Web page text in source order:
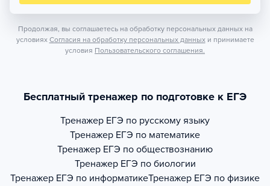
Продолжая, вы соглашаетесь на обработку персональных данных на
условиях Согласия на обработку персональных данных и принимаете
условия Пользовательского соглашения.
Бесплатный тренажер по подготовке к ЕГЭ
Тренажер ЕГЭ по русскому языку
Тренажер ЕГЭ по математике
Тренажер ЕГЭ по обществознанию
Тренажер ЕГЭ по биологии
Тренажер ЕГЭ по информатикеТренажер ЕГЭ по физике